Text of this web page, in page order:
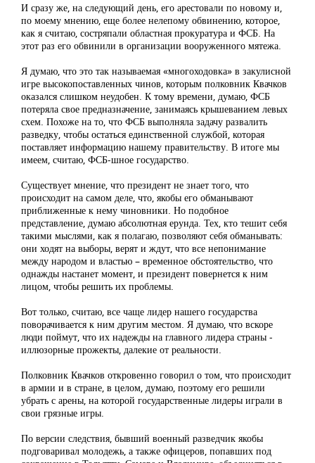
И сразу же, на следующий день, его арестовали по новому и,
по моему мнению, еще более нелепому обвинению, которое,
как я считаю, состряпали областная прокуратура и ФСБ. На
этот раз его обвинили в организации вооруженного мятежа.
Я думаю, что это так называемая «многоходовка» в закулисной
игре высокопоставленных чинов, которым полковник Квачков
оказался слишком неудобен. К тому времени, думаю, ФСБ
потеряла свое предназначение, занимаясь крышеванием левых
схем. Похоже на то, что ФСБ выполняла задачу развалить
разведку, чтобы остаться единственной службой, которая
поставляет информацию нашему правительству. В итоге мы
имеем, считаю, ФСБ-шное государство.
Существует мнение, что президент не знает того, что
происходит на самом деле, что, якобы его обманывают
приближенные к нему чиновники. Но подобное
представление, думаю абсолютная ерунда. Тех, кто тешит себя
такими мыслями, как я полагаю, позволяют себя обманывать:
они ходят на выборы, верят и ждут, что все непонимание
между народом и властью – временное обстоятельство, что
однажды настанет момент, и президент повернется к ним
лицом, чтобы решить их проблемы.
Вот только, считаю, все чаще лидер нашего государства
поворачивается к ним другим местом. Я думаю, что вскоре
люди поймут, что их надежды на главного лидера страны -
иллюзорные прожекты, далекие от реальности.
Полковник Квачков откровенно говорил о том, что происходит
в армии и в стране, в целом, думаю, поэтому его решили
убрать с арены, на которой государственные лидеры играли в
свои грязные игры.
По версии следствия, бывший военный разведчик якобы
подговаривал молодежь, а также офицеров, попавших под